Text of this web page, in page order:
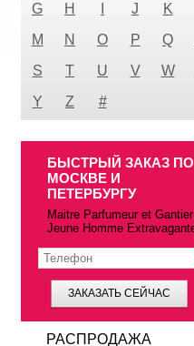
G
H J K
M
N O P Q
S
T U V W
Y
Z #
БЫСТРЫЙ ЗАКАЗ ПО
МОСКВЕ И
ПЕТЕРБУРГУ
Maitre Parfumeur et Gantier
Jeune Homme
ЗАКАЗАТЬ СЕЙЧАС
РАСПРОДАЖА